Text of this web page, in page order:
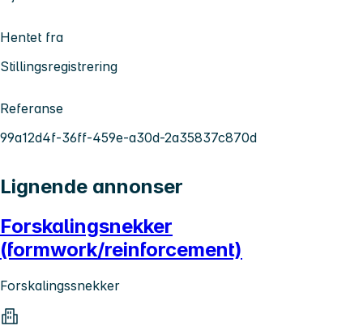
Hentet fra
Stillingsregistrering
Referanse
99a12d4f-36ff-459e-a30d-2a35837c870d
Lignende annonser
Forskalingsnekker
(formwork/reinforcement)
Forskalingssnekker